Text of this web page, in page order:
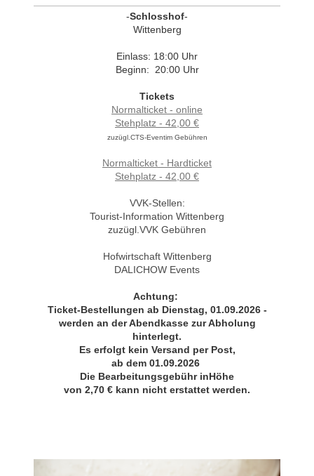
-Schlosshof-
Wittenberg
Einlass: 18:00 Uhr
Beginn: 20:00 Uhr
Tickets
Normalticket - online
Stehplatz - 42,00 €
zuzügl.CTS-Eventim Gebühren
Normalticket - Hardticket
Stehplatz - 42,00 €
VVK-Stellen:
Tourist-Information Wittenberg
zuzügl.VVK Gebühren
Hofwirtschaft Wittenberg
DALICHOW Events
Achtung:
Ticket-Bestellungen ab Dienstag, 01.09.2026 -
werden an der Abendkasse zur Abholung
hinterlegt.
Es erfolgt kein Versand per Post,
ab dem 01.09.2026
Die Bearbeitungsgebühr inHöhe
von 2,70 € kann nicht erstattet werden.